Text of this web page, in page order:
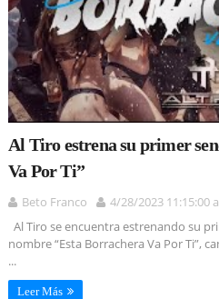
Al Tiro estrena su primer
Va Por Ti”
Beto Franco
4/28/2023 11:15:00
Al Tiro se encuentra estrenando su
nombre “Esta Borrachera Va Por Ti”,
...
Leer Más